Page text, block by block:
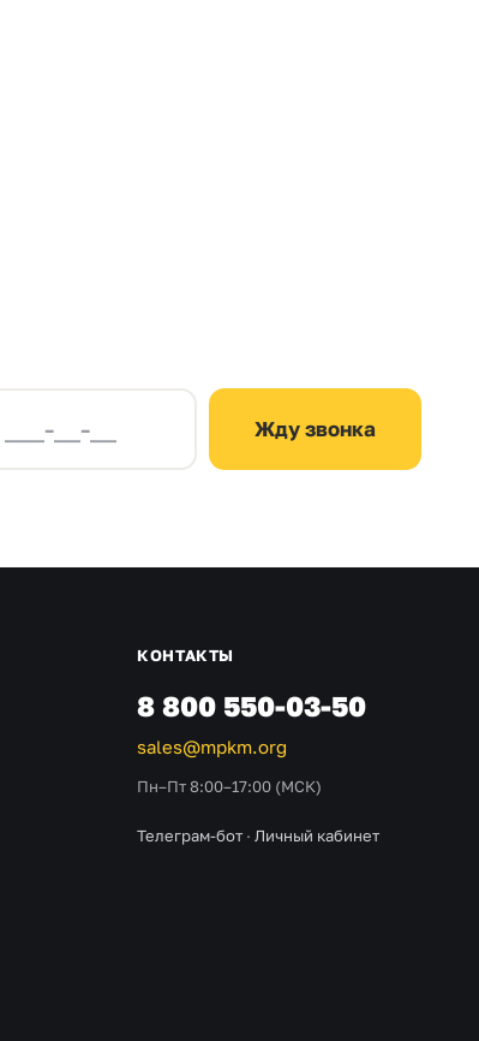
Жду звонка
КОНТАКТЫ
8 800 550-03-50
sales@mpkm.org
Пн–Пт 8:00–17:00 (МСК)
Телеграм-бот · Личный кабинет